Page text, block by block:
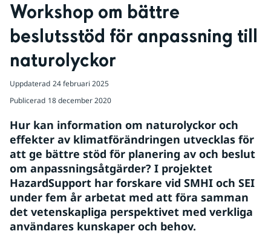
Workshop om bättre
beslutsstöd för anpassning till
naturolyckor
Uppdaterad 24 februari 2025
Publicerad 18 december 2020
Hur kan information om naturolyckor och
effekter av klimatförändringen utvecklas för
att ge bättre stöd för planering av och beslut
om anpassningsåtgärder? I projektet
HazardSupport har forskare vid SMHI och SEI
under fem år arbetat med att föra samman
det vetenskapliga perspektivet med verkliga
användares kunskaper och behov.